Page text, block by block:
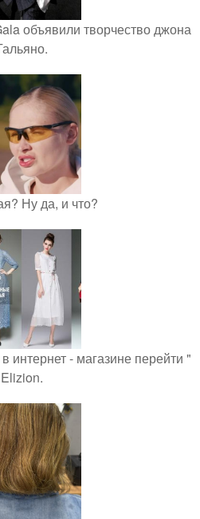
объявили творчество джона
Ну да, и что?
интернет - магазине перейти "
Elizion.